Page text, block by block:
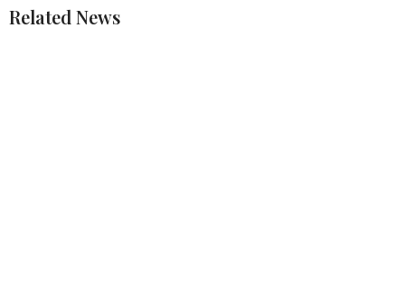
Related News